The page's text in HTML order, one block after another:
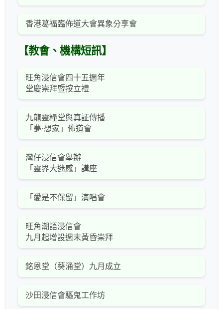
香港葛福臨佈道大會異象分享會
【教會、機構短訊】
旺角浸信會四十五週年
堂慶崇拜暨按立禮
九龍靈糧堂與真証傳播
「夢·想家」佈道會
灣仔浸信會舉辦
「靈界大迷感」講座
「愛是不保留」演唱會
旺角潮語浸信會
九月起增設週末黃昏崇拜
銘恩堂（葵涌堂）九月成立
沙田浸信會驅鬼工作坊